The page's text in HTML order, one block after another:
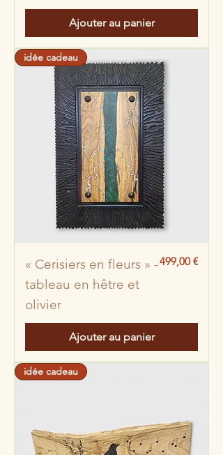
Ajouter au panier
idée cadeau
« Cerisiers en fleurs » -
tableau en hêtre et
olivier
Prix
499,00 €
Ajouter au panier
idée cadeau